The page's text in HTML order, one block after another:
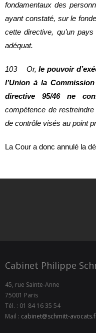
fondamentaux des
ayant constaté, sur le
cette directive, qu’un
adéquat.
103 Or,le pouvoir
l’Union à la
directive 95/46 ne
compétence de
de contrôle visés au point
La Cour a donc annulé la
Cabinet Philippe
45, rue Sainte-Anne
75001 Paris
Tél. : 01 84 16 35 54
Mail : cabinet@schmitt-